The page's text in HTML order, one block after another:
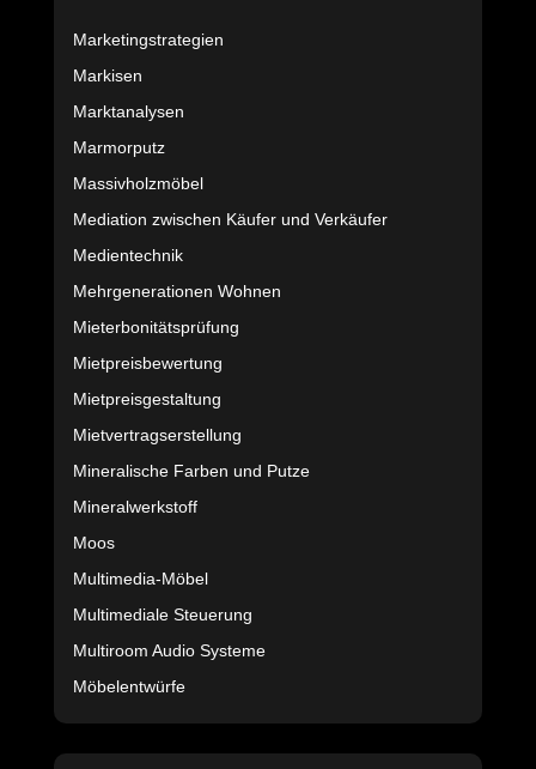
Marketingstrategien
Markisen
Marktanalysen
Marmorputz
Massivholzmöbel
Mediation zwischen Käufer und Verkäufer
Medientechnik
Mehrgenerationen Wohnen
Mieterbonitätsprüfung
Mietpreisbewertung
Mietpreisgestaltung
Mietvertragserstellung
Mineralische Farben und Putze
Mineralwerkstoff
Moos
Multimedia-Möbel
Multimediale Steuerung
Multiroom Audio Systeme
Möbelentwürfe